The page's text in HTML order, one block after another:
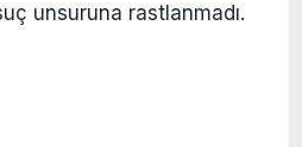
unsuruna rastlanmadı.